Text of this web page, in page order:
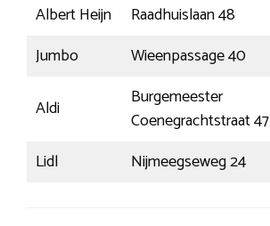
Albert Heijn
Raadhuislaan 48
Jumbo
Wieenpassage 40
Aldi
Burgemeester
Coenegrachtstraat 47
Lidl
Nijmeegseweg 24